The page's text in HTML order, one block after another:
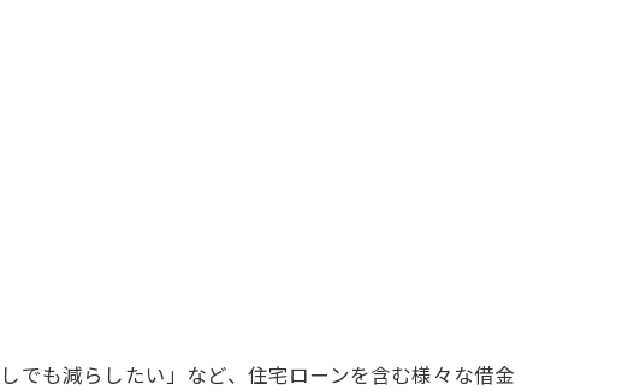
でも減らしたい」など、住宅ローンを含む様々な借金